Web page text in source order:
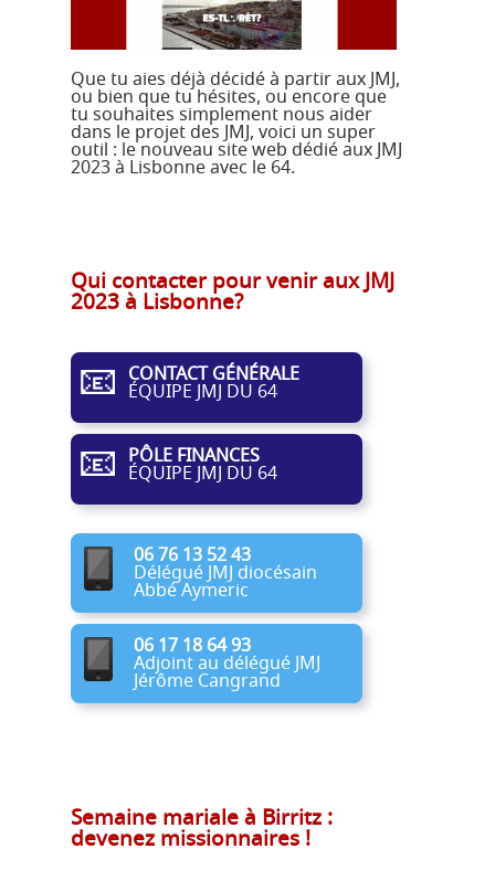
Que tu aies déjà décidé à partir aux JMJ,
ou bien que tu hésites, ou encore que
tu souhaites simplement nous aider
dans le projet des JMJ, voici un super
outil : le nouveau site web dédié aux JMJ
2023 à Lisbonne avec le 64.
Qui contacter pour venir aux JMJ
2023 à Lisbonne?
📧
CONTACT GÉNÉRALE
ÉQUIPE JMJ DU 64
📧
PÔLE FINANCES
ÉQUIPE JMJ DU 64
06 76 13 52 43
Délégué JMJ diocésain
Abbé Aymeric
06 17 18 64 93
Adjoint au délégué JMJ
Jérôme Cangrand
Semaine mariale à Birritz :
devenez missionnaires !